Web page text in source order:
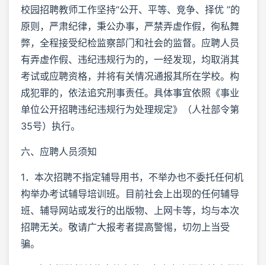
校园招聘教师工作坚持“公开、平等、竞争、择优 ”的
原则，严肃纪律，秉公办事，严禁弄虚作假，徇私舞
弊，全程接受纪检监察部门和社会的监督。应聘人员
有弄虚作假、违纪违规行为的，一经发现，均取消其
考试或应聘资格，并将有关情况通报其所在学校。构
成犯罪的，依法追究刑事责任。具体事宜依照《事业
单位公开招聘违纪违规行为处理规定》（人社部令第
35号）执行。
六、应聘人员须知
1．本次招聘不指定辅导用书，不举办也不委托任何机
构举办考试辅导培训班。目前社会上出现的任何辅导
班、辅导网站或发行的出版物、上网卡等，均与本次
招聘无关。敬请广大报考者提高警惕，切勿上当受
骗。